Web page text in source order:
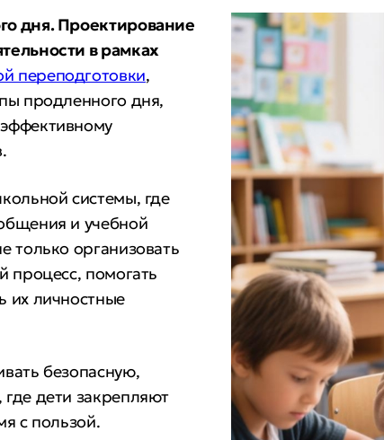
дня. Проектирование
в рамках
переподготовки,
продленного дня,
системы, где
и учебной
только организовать
процесс, помогать
их личностные
безопасную,
дети закрепляют
с пользой.